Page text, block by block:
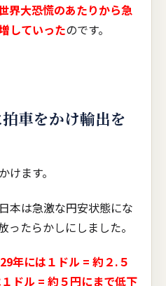
界大恐慌のあたりから急
していったのです。
車をかけ輸出を
ます。
本は急激な円安状態にな
ったらかしにしました。
年には１ドル = 約２.５
ドル = 約５円にまで低下